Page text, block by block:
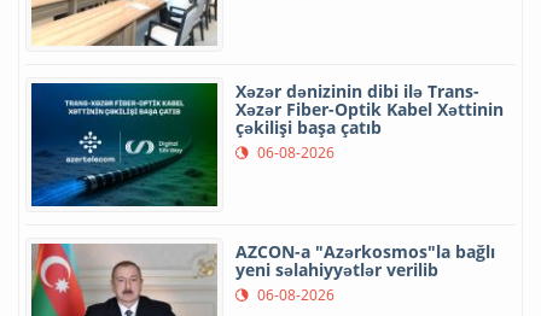
Xəzər dənizinin dibi ilə Trans-
Xəzər Fiber-Optik Kabel Xəttinin
çəkilişi başa çatıb
06-08-2026
AZCON-a "Azərkosmos"la bağlı
yeni səlahiyyətlər verilib
06-08-2026